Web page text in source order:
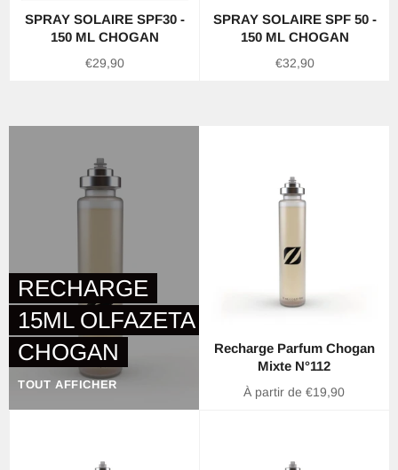
SPRAY SOLAIRE SPF30 -
150 ML CHOGAN
Prix
€29,90
SPRAY SOLAIRE SPF 50 -
150 ML CHOGAN
Prix
€32,90
RECHARGE
15ML OLFAZETA
CHOGAN
TOUT AFFICHER
Recharge Parfum Chogan
Mixte N°112
À partir de €19,90